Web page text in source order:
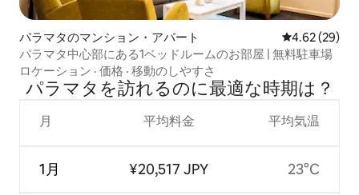
パラマタのマンション・アパート レビュー29
4.62 (29)
パラマタ中心部にある1ベッドルームのお部屋 | 無料駐車場
ロケーション · 価格 · 移動のしやすさ
パラマタを訪⁠れ⁠るの⁠に最⁠適⁠な時⁠期⁠は⁠？
月
1月
平均料金
¥20,517 JPY
平均気温
23°C